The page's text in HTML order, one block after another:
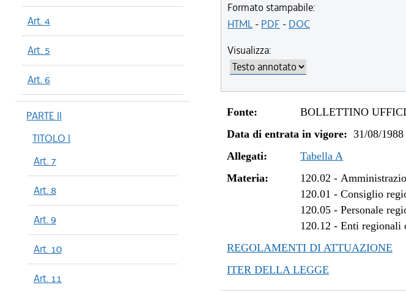
Art. 4
Art. 5
Art. 6
PARTE II
TITOLO I
Art. 7
Art. 8
Art. 9
Art. 10
Art. 11
Formato stampabile:
HTML- PDF - DOC
Visualizza:
Fonte:
BOLLETTINO
Data di entrata in vigore: 31/08/1988
Allegati:
Tabella A
Materia:
120.02 -
120.01 -Consiglio
120.05 -Personale
120.12 -Enti regionali
REGOLAMENTI DI ATTUAZIONE
ITER DELLA LEGGE